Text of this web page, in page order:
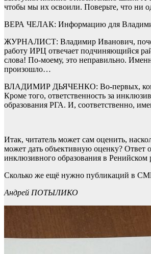
чтобы мы их освоили. Поверьте, что ни
ВЕРА ЧЕЛАК: Информацию для
ЖУРНАЛИСТ: Владимир Иванович, почему
работу ИРЦ отвечает подчиняющийся
слова! По-моему, это неправильно.
произошло…
ВЛАДИМИР ДЬЯЧЕНКО: Во-первых,
Кроме того, ответственность за
образования РГА. И, соответственно,
Итак, читатель может сам оценить,
может дать объективную оценку?
инклюзивного образования в Ренийском
Сколько же ещё нужно публикаций в
Андрей ПОТЫЛИКО